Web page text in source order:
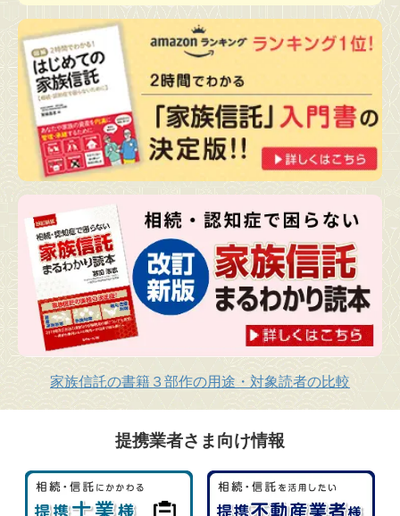
家族信託の書籍３部作の用途・対象読者の比較
提携業者さま向け情報